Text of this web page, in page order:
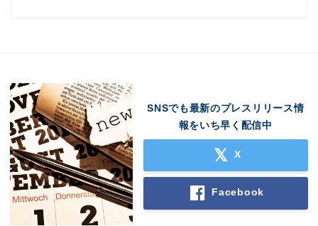
SNSでも最新のプレスリリース情
報をいち早く配信中
X
Facebook